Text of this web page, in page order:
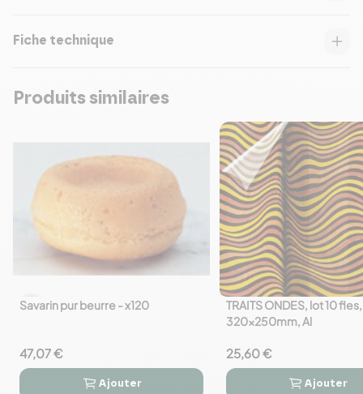
Fiche technique
Produits similaires
favorite_border
Savarin pur beurre - x120
47,07 €
Ajouter
favorite_border
TRAITS ONDES, lot 10 fles,
320x250mm, Al
25,60 €
Ajouter